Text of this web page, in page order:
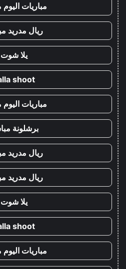
مباريات اليوم
ريال مدريد
يلا شوت
shoot
مباريات اليوم
برشلونة
ريال مدريد
ريال مدريد
يلا شوت
shoot
مباريات اليوم